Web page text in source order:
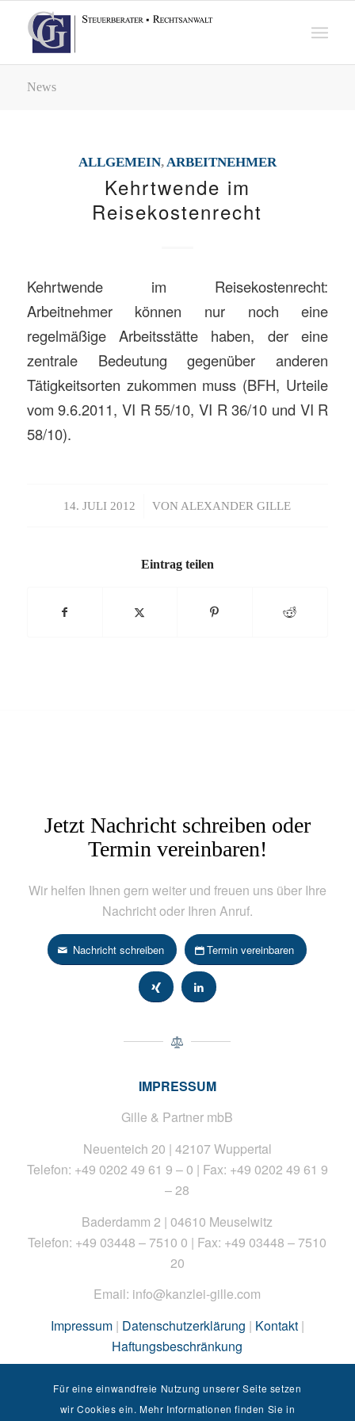
News
ALLGEMEIN,ARBEITNEHMER
Kehrtwende im
Reisekostenrecht
Kehrtwende im Reisekostenrecht:
Arbeitnehmer können nur noch eine
regelmäßige Arbeitsstätte haben, der eine
zentrale Bedeutung gegenüber anderen
Tätigkeitsorten zukommen muss (BFH, Urteile
vom 9.6.2011, VI R 55/10, VI R 36/10 und VI R
58/10).
14. JULI 2012
/ VONALEXANDER GILLE
Eintrag teilen
Jetzt Nachricht schreiben oder
Termin vereinbaren!
Wir helfen Ihnen gern weiter und freuen uns über Ihre
Nachricht oder Ihren Anruf.
Nachricht schreiben Termin vereinbaren
IMPRESSUM
Gille & Partner mbB
Neuenteich 20 | 42107 Wuppertal
Telefon: +49 0202 49 61 9 – 0 | Fax: +49 0202 49 61 9
– 28
Baderdamm 2 | 04610 Meuselwitz
Telefon: +49 03448 – 7510 0 | Fax: +49 03448 – 7510
20
Email: info@kanzlei-gille.com
Impressum| Datenschutzerklärung | Kontakt|
Haftungsbeschränkung
Für eine einwandfreie Nutzung unserer Seite setzen
wir Cookies ein. Mehr Informationen finden Sie in